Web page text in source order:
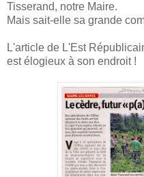
Tisserand, notre Maire.
Mais sait-elle sa grande
L'article de L'Est
est élogieux à son endroit !